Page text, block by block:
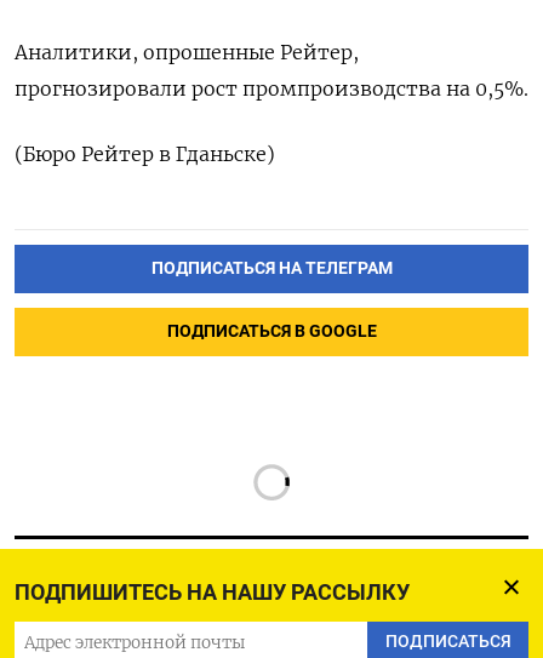
ПОДПИШИТЕСЬ НА НАШУ РАССЫЛКУ
ПОДПИСАТЬСЯ
Аналитики, ​опрошенные Рейтер,
прогнозировали ​рост промпроизводства ⁠на ‌0,5%.
(Бюро ‌Рейтер ​в ‌Гданьске)
ПОДПИСАТЬСЯ НА ТЕЛЕГРАМ
ПОДПИСАТЬСЯ В GOOGLE
РУССКАЯ СЛУЖБА